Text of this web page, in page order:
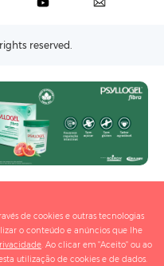
reserved.
de cookies e outras tecnologias
o conteúdo e anúncios que lhe
. Ao clicar em "Aceito" ou ao
utilização de cookies e de dados.